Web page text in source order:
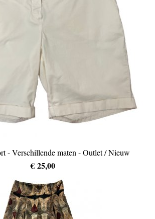
- Verschillende maten - Outlet / Nieuw
€ 25,00